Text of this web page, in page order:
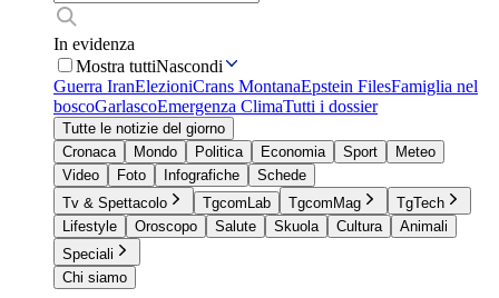
In evidenza
Mostra tuttiNascondi
Guerra IranElezioniCrans MontanaEpstein FilesFamiglia nel
boscoGarlascoEmergenza ClimaTutti i dossier
Tutte le notizie del giorno
Cronaca
Mondo Politica Economia Sport
Meteo
Video
Foto Infografiche
Schede
Tv & Spettacolo
TgcomLab TgcomMag
TgTech
Lifestyle
Oroscopo Salute Skuola Cultura
Animali
Speciali
Chi siamo